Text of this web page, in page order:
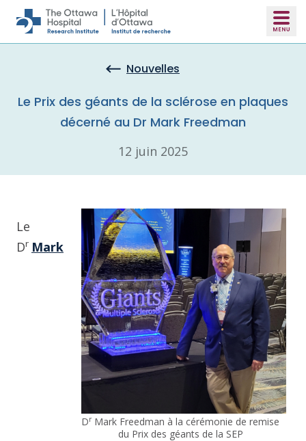
Skip to main content
Nouvelles
Le Prix des géants de la sclérose en plaques
décerné au Dr Mark Freedman
12 juin 2025
DrMark Freedman à la cérémonie de remise
du Prix des géants de la SEP
Le
Dr Mark